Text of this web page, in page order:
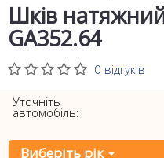
Шків
GA352.64
0 відгуків
Уточніть
автомобіль:
Виберіть рік